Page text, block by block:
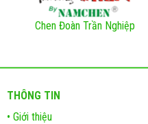
Chen Đoàn Trần Nghiệp
THÔNG TIN
• Giới thiệu